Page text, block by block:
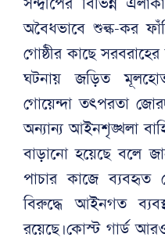
অবৈধভাবে শুল্ক-কর
গোষ্ঠীর কাছে
ঘটনায় জড়িত
গোয়েন্দা তৎপরতা
অন্যান্য আইনশৃঙ্খলা
বাড়ানো হয়েছে বলে
পাচার কাজে ব্যবহৃত
বিরুদ্ধে আইনগত
রয়েছে।কোস্ট গার্ড